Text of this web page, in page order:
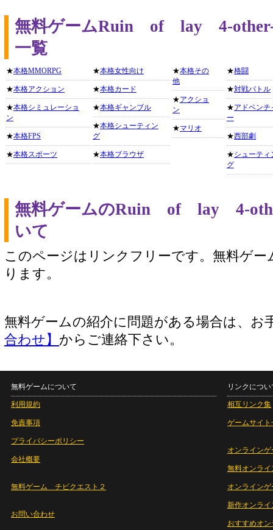
無料ゲームRuin of lay 4-other-
一覧
★本格MMORPG
★本格アクション
★本格シミュレーショ
ン
★本格FPS
★本格スポーツ
★本格女性向け
★本格カード
★本格ギャンブル
★本格シューティン
グ
★本格ブラウザ
★本格その
他
★アクショ
ン
★マリオ
★格闘
★対戦バトル
★アドベンチ
ー
★西部劇
★シューティ
グ
無料ゲームのRuin of lay 4-
いて
このページはリンクフリーです。無料ゲー
ります。
無料ゲームの紹介に問題がある場合は、お
合わせ】 からご連絡下さい。
無料ゲームについて
利用規約
免責事項
プライバシーポリシー
会社概要
無料ゲーム チビクエスト２
お問い合わせ
リンクについ
相互リンク集
ゲームサイト
オンラインゲ
無料オンライ
オンライン
新作オンライ
おすすめオ